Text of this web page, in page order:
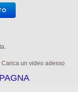
un video adesso